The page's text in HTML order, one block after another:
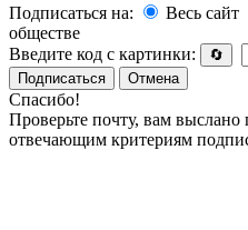
Подписаться на:
Весь сайт
обществе
Введите код с картинки:
🔄
Подписаться
Отмена
Спасибо!
Проверьте почту, вам выслано
отвечающим критериям